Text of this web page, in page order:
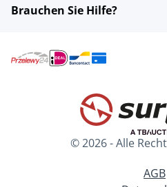
Brauchen Sie Hilfe?
© 2026 - Alle
AGB